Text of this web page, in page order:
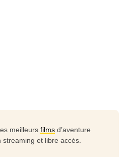
meilleurs filmsd’aventure
streaming et libre accès.